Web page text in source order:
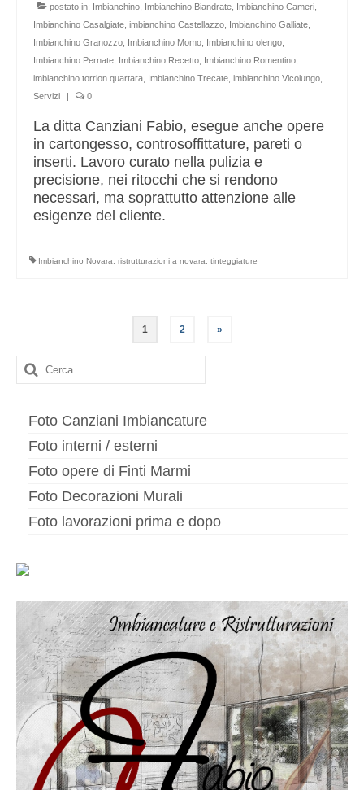
postato in: Imbianchino, Imbianchino Biandrate, Imbianchino Cameri,
Imbianchino Casalgiate, imbianchino Castellazzo, Imbianchino Galliate,
Imbianchino Granozzo, Imbianchino Momo, Imbianchino olengo,
Imbianchino Pernate, Imbianchino Recetto, Imbianchino Romentino,
imbianchino torrion quartara, Imbianchino Trecate, imbianchino Vicolungo,
Servizi
0
La ditta Canziani Fabio, esegue anche opere
in cartongesso, controsoffittature, pareti o
inserti. Lavoro curato nella pulizia e
precisione, nei ritocchi che si rendono
necessari, ma soprattutto attenzione alle
esigenze del cliente.
Imbianchino Novara, ristrutturazioni a novara, tinteggiature
Paginazione
degli
articoli
1 2 »
Cerca:
Foto Canziani Imbiancature
Foto interni / esterni
Foto opere di Finti Marmi
Foto Decorazioni Murali
Foto lavorazioni prima e dopo